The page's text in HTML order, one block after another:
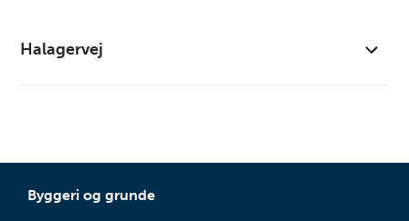
Halagervej
Byggeri og grunde